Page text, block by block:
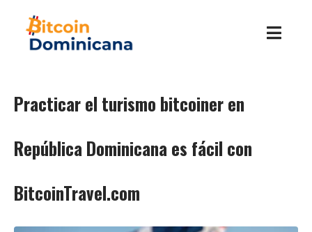
Practicar el turismo bitcoiner en
República Dominicana es fácil con
BitcoinTravel.com